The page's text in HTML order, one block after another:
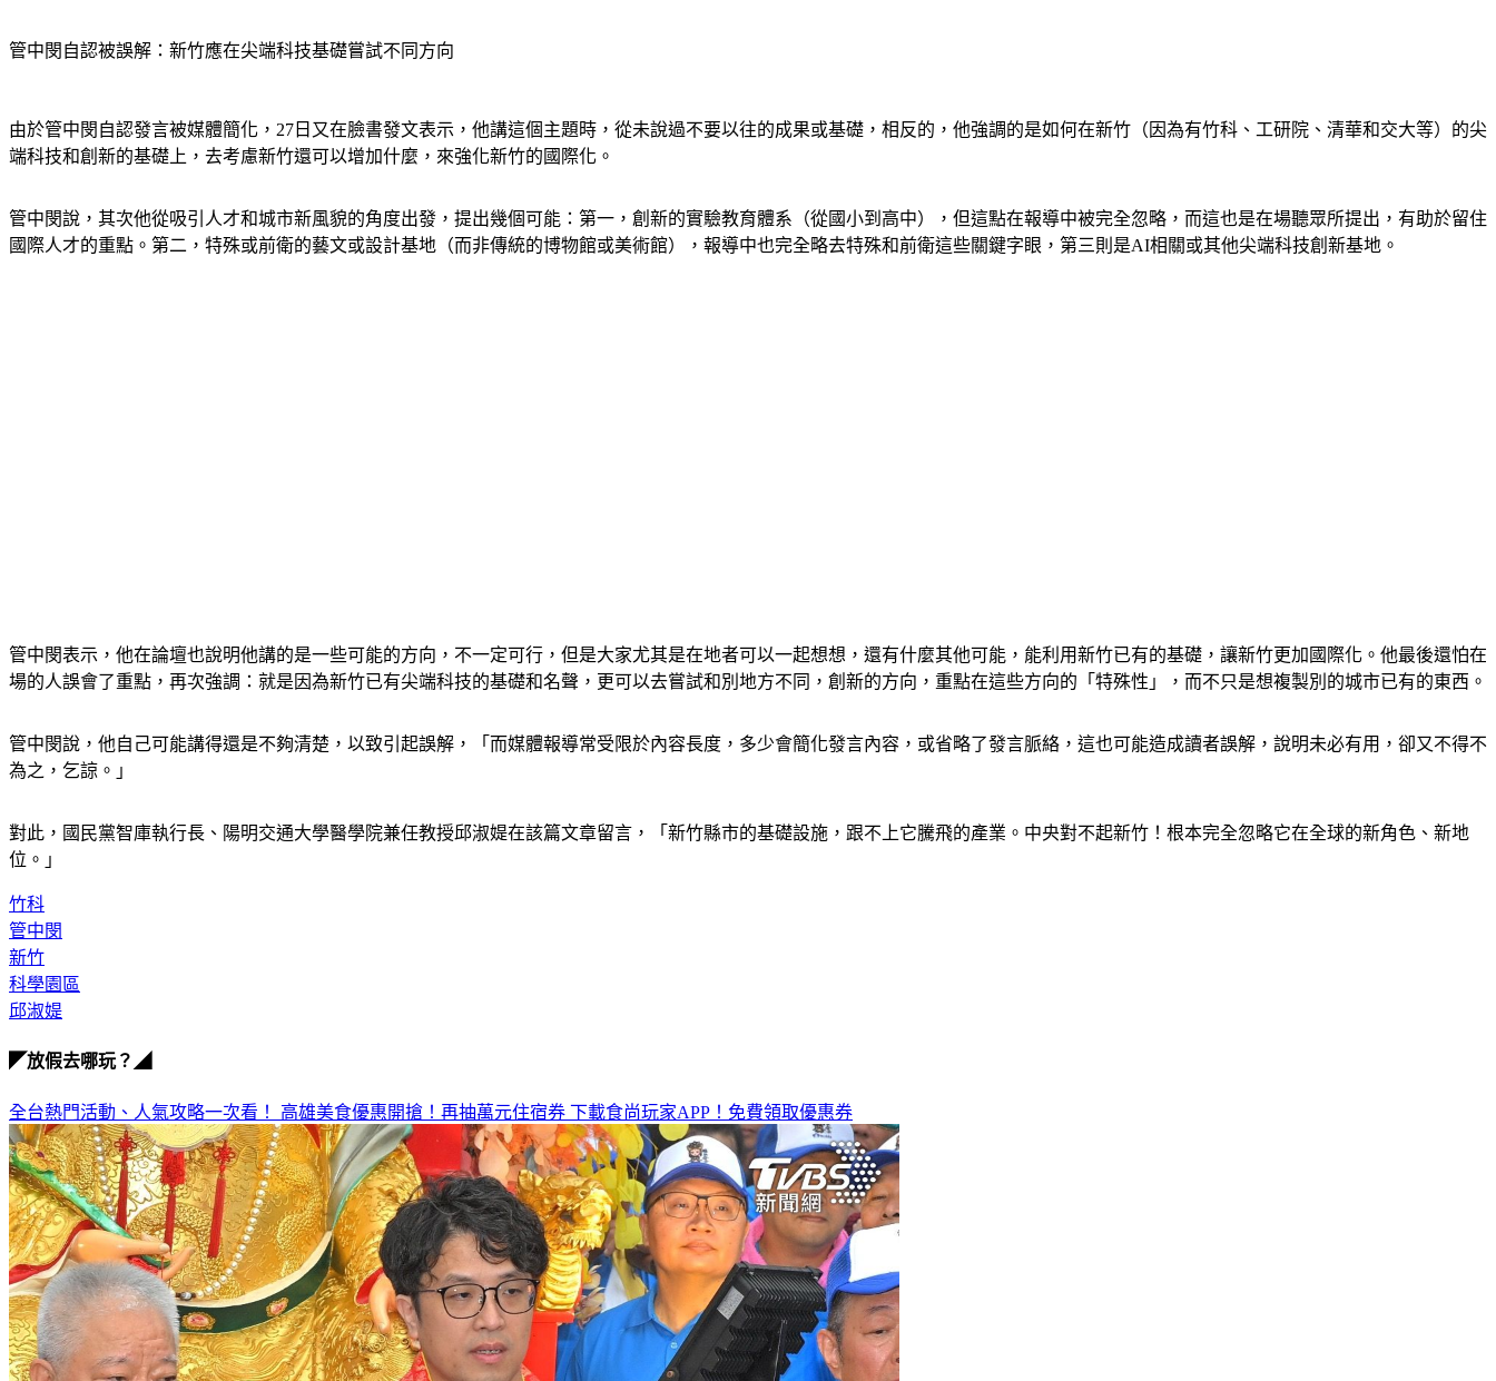
管中閔自認被誤解：新竹應在尖端科技基礎嘗試不同方向
由於管中閔自認發言被媒體簡化，27日又在臉書發文表示，他講這個主題時，從未說過不要以往的成果或基礎，相反的，他強調的是如何在新竹（因為有竹科、工研院、清華和交大等）的尖
端科技和創新的基礎上，去考慮新竹還可以增加什麼，來強化新竹的國際化。
管中閔說，其次他從吸引人才和城市新風貌的角度出發，提出幾個可能：第一，創新的實驗教育體系（從國小到高中），但這點在報導中被完全忽略，而這也是在場聽眾所提出，有助於留住
國際人才的重點。第二，特殊或前衛的藝文或設計基地（而非傳統的博物館或美術館），報導中也完全略去特殊和前衛這些關鍵字眼，第三則是AI相關或其他尖端科技創新基地。
管中閔表示，他在論壇也說明他講的是一些可能的方向，不一定可行，但是大家尤其是在地者可以一起想想，還有什麼其他可能，能利用新竹已有的基礎，讓新竹更加國際化。他最後還怕在
場的人誤會了重點，再次強調：就是因為新竹已有尖端科技的基礎和名聲，更可以去嘗試和別地方不同，創新的方向，重點在這些方向的「特殊性」，而不只是想複製別的城市已有的東西。
管中閔說，他自己可能講得還是不夠清楚，以致引起誤解，「而媒體報導常受限於內容長度，多少會簡化發言內容，或省略了發言脈絡，這也可能造成讀者誤解，說明未必有用，卻又不得不
為之，乞諒。」
對此，國民黨智庫執行長、陽明交通大學醫學院兼任教授邱淑媞在該篇文章留言，「新竹縣市的基礎設施，跟不上它騰飛的產業。中央對不起新竹！根本完全忽略它在全球的新角色、新地
位。」
竹科
管中閔
新竹
科學園區
邱淑媞
◤放假去哪玩？◢
全台熱門活動、人氣攻略一次看！ 高雄美食優惠開搶！再抽萬元住宿券 下載食尚玩家APP！免費領取優惠券